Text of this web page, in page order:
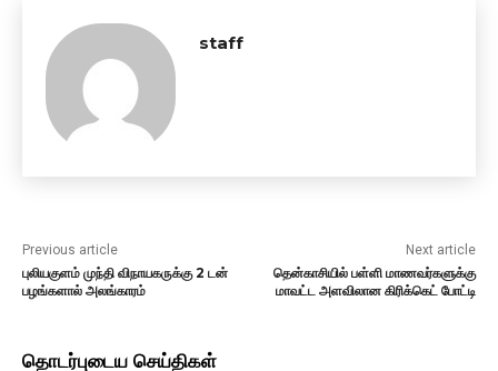
staff
Previous article
புலியகுளம் முந்தி விநாயகருக்கு 2 டன்
பழங்களால் அலங்காரம்
Next article
தென்காசியில் பள்ளி மாணவர்களுக்கு
மாவட்ட அளவிலான கிரிக்கெட் போட்டி
தொடர்புடைய செய்திகள்